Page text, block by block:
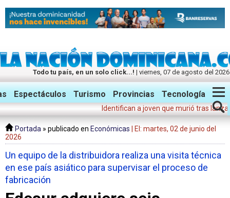
Todo tu país, en un solo click...! | viernes, 07 de agosto del 2026
Twitter Facebook Instagram
Espectáculos Turismo Provincias Tecnología
Identifican a joven que murió tras lanzarse
Portada » publicado en Económicas
| El: martes, 02 de junio del
2026
Un equipo de la distribuidora realiza una visita técnica
en ese país asiático para supervisar el proceso de
fabricación